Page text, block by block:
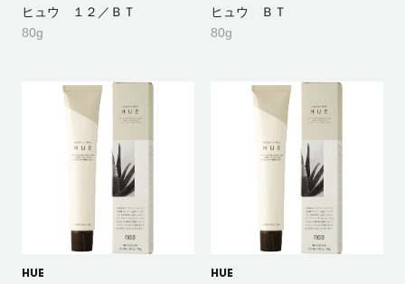
ヒュウ １２／ＢＴ
80g
ヒュウ ＢＴ
80g
HUE HUE